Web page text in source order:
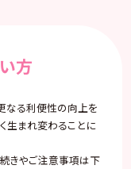
方
なる利便性の向上を
く生まれ変わることに
きやご注意事項は下